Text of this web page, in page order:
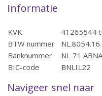
Informatie
KVK
41265544
BTW nummer
Banknummer
NL 71
BIC-code
BNLIL22
Navigeer snel naar